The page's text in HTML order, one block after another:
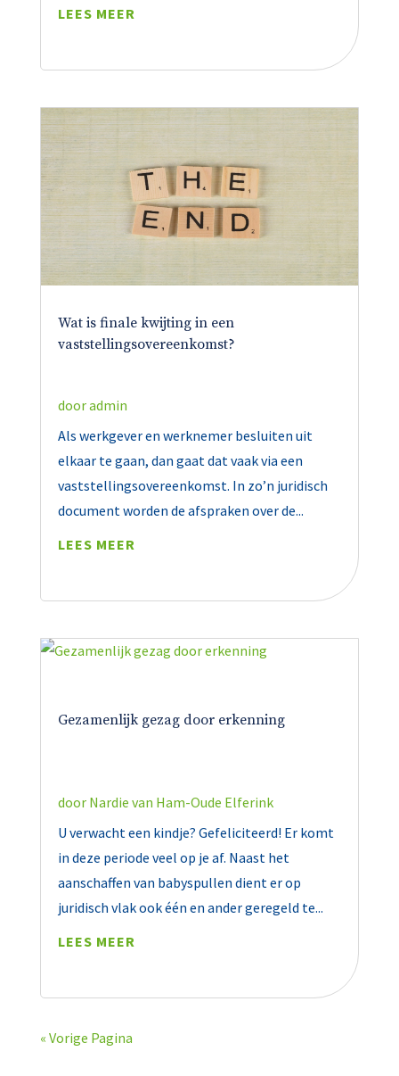
LEES MEER
Wat is finale kwijting in een
vaststellingsovereenkomst?
dooradmin
Als werkgever en werknemer besluiten uit
elkaar te gaan, dan gaat dat vaak via een
vaststellingsovereenkomst. In zo’n juridisch
document worden de afspraken over de...
LEES MEER
Gezamenlijk gezag door erkenning
door Nardie van Ham-Oude Elferink
U verwacht een kindje? Gefeliciteerd! Er komt
in deze periode veel op je af. Naast het
aanschaffen van babyspullen dient er op
juridisch vlak ook één en ander geregeld te...
LEES MEER
« Vorige Pagina